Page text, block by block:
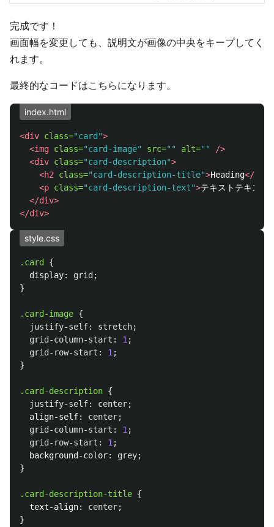
完成です！
画面幅を変更しても、説明文が画像の中央をキープしてく
れます。
最終的なコードはこちらになります。
index.html
<div class="card">
<img class="card-image" src="" alt=""
/>
<div class="card-description">
<h2
class="card-description-title">Heading</h2>
<p class="card-description-text">テキストテキスト
</div>
</div>
style.css
.card
{
display: grid ;
}
.card-image {
justify-self: stretch;
grid-column-start : 1 ;
grid-row-start : 1 ;
}
.card-description {
justify-self: center;
align-self: center;
grid-column-start : 1 ;
grid-row-start : 1 ;
background-color: grey;
}
.card-description-title {
text-align: center;
}